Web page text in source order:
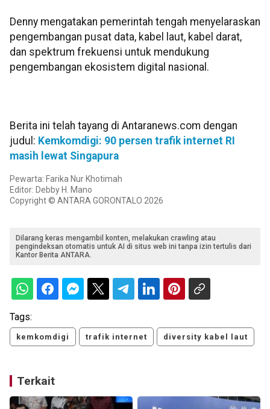
Denny mengatakan pemerintah tengah menyelaraskan
pengembangan pusat data, kabel laut, kabel darat,
dan spektrum frekuensi untuk mendukung
pengembangan ekosistem digital nasional.
Berita ini telah tayang di Antaranews.com dengan
judul: Kemkomdigi: 90 persen trafik internet RI
masih lewat Singapura
Pewarta: Farika Nur Khotimah
Editor: Debby H. Mano
Copyright © ANTARA GORONTALO 2026
Dilarang keras mengambil konten, melakukan crawling atau
pengindeksan otomatis untuk AI di situs web ini tanpa izin tertulis dari
Kantor Berita ANTARA.
Tags:
kemkomdigi trafik internet diversity kabel laut
Terkait